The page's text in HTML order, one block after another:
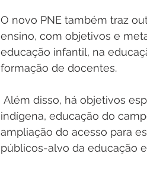
O novo PNE também traz
ensino, com objetivos e
educação infantil, na
formação de docentes.
indígena, educação do
ampliação do acesso para
públicos-alvo da educação